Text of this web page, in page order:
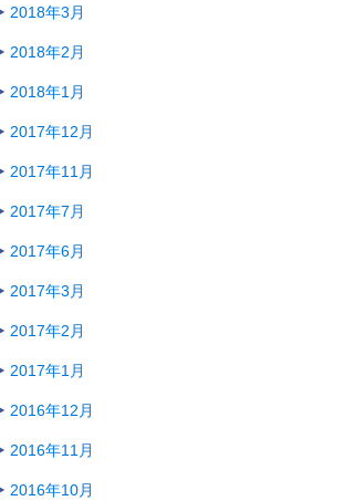
2018年3月
2018年2月
2018年1月
2017年12月
2017年11月
2017年7月
2017年6月
2017年3月
2017年2月
2017年1月
2016年12月
2016年11月
2016年10月